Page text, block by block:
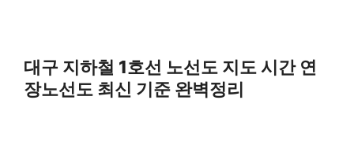
대구 지하철 1호선 노선도 지도 시간 연
장노선도 최신 기준 완벽정리